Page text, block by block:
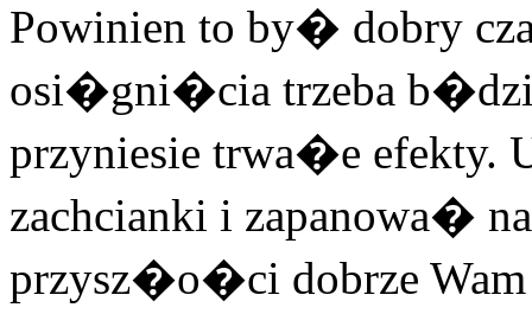
Powinien to by� dobry
osi�gni�cia trzeba
przyniesie trwa�e efekty.
zachcianki i zapanowa�
przysz�o�ci dobrze